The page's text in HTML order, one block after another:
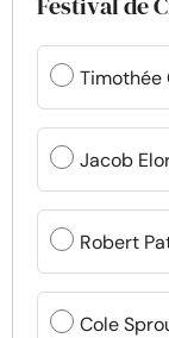
Timothée
Jacob
Robert
Cole